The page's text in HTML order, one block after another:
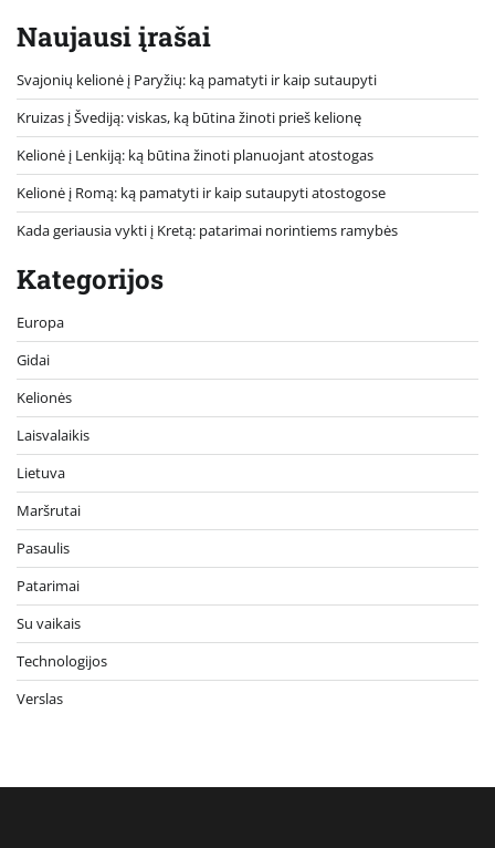
Naujausi įrašai
Svajonių kelionė į Paryžių: ką pamatyti ir kaip sutaupyti
Kruizas į Švediją: viskas, ką būtina žinoti prieš kelionę
Kelionė į Lenkiją: ką būtina žinoti planuojant atostogas
Kelionė į Romą: ką pamatyti ir kaip sutaupyti atostogose
Kada geriausia vykti į Kretą: patarimai norintiems ramybės
Kategorijos
Europa
Gidai
Kelionės
Laisvalaikis
Lietuva
Maršrutai
Pasaulis
Patarimai
Su vaikais
Technologijos
Verslas